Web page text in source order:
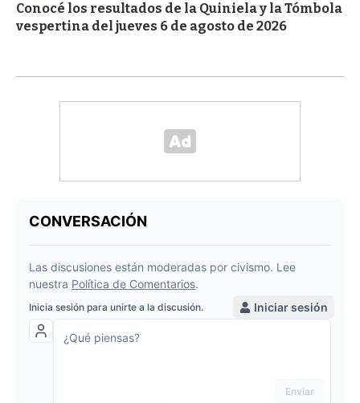
Conocé los resultados de la Quiniela y la Tómbola
vespertina del jueves 6 de agosto de 2026